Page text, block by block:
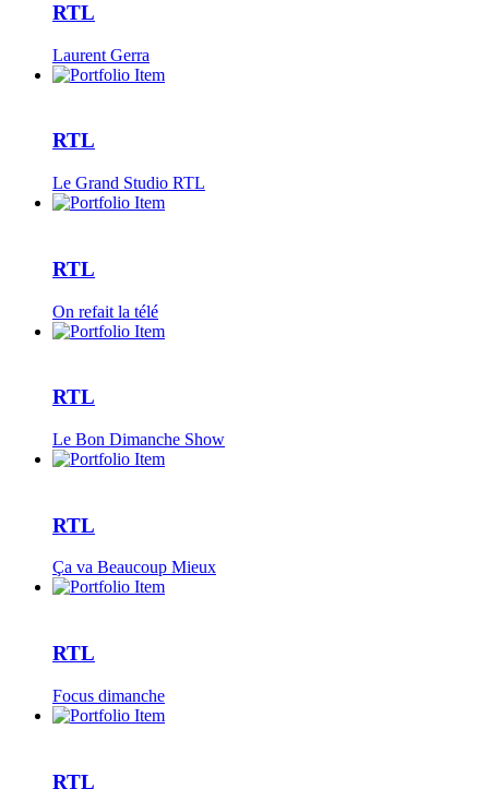
RTL
Laurent Gerra
RTL
Le Grand Studio RTL
RTL
On refait la télé
RTL
Le Bon Dimanche Show
RTL
Ça va Beaucoup Mieux
RTL
Focus dimanche
RTL